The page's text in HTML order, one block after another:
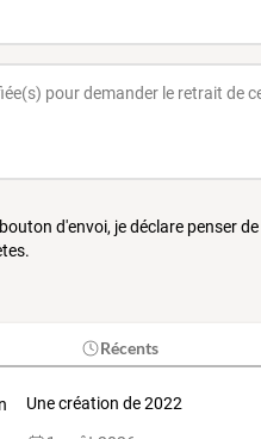
d'envoi, je déclare penser
Récents
Une création de 2022